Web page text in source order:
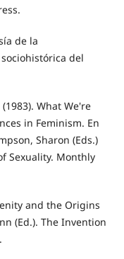
de la
del
What We're
in Feminism. En
Sharon (Eds.)
Sexuality. Monthly
and the Origins
(Ed.). The Invention